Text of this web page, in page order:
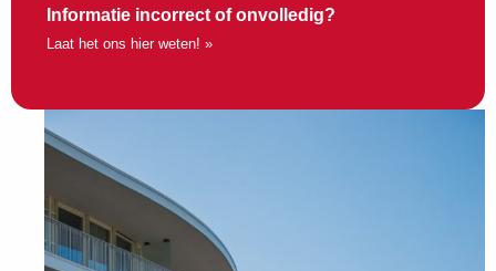
Informatie incorrect of onvolledig?
Laat het ons hier weten! »